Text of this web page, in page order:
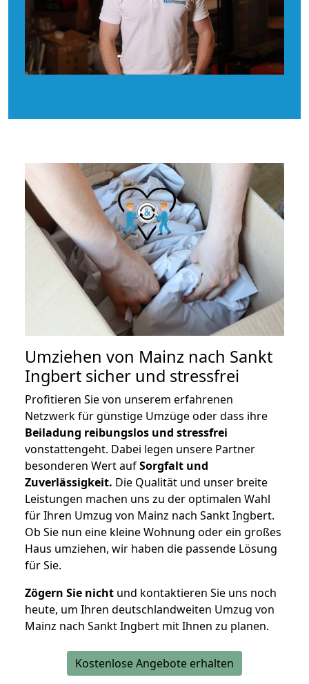
Umziehen von Mainz nach Sankt
Ingbert sicher und stressfrei
Profitieren Sie von unserem erfahrenen
Netzwerk für günstige Umzüge oder dass ihre
Beiladung reibungslos und stressfrei
vonstattengeht. Dabei legen unsere Partner
besonderen Wert aufSorgfalt und
Zuverlässigkeit. Die Qualität und unser breite
Leistungen machen uns zu der optimalen Wahl
für Ihren Umzug von Mainz nach Sankt Ingbert.
Ob Sie nun eine kleine Wohnung oder ein großes
Haus umziehen, wir haben die passende Lösung
für Sie.
Zögern Sie nicht und kontaktieren Sie uns noch
heute, um Ihren deutschlandweiten Umzug von
Mainz nach Sankt Ingbert mit Ihnen zu planen.
Kostenlose Angebote erhalten